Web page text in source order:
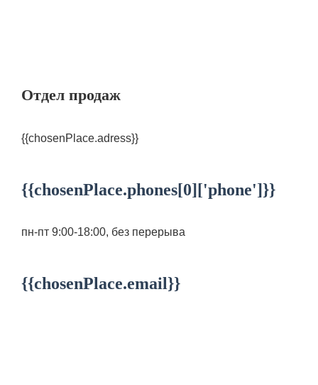
Отдел продаж
{{chosenPlace.phones[0]['phone']}}
{{chosenPlace.email}}
{{chosenPlace.adress}}
пн-пт 9:00-18:00, без перерыва